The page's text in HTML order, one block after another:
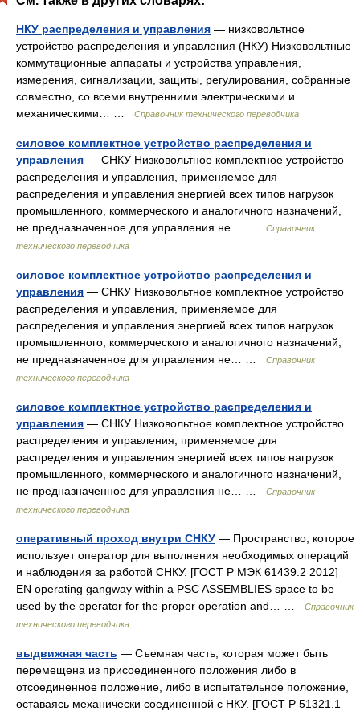
НКУ распределения и управления — низковольтное
устройство распределения и управления (НКУ) Низковольтные
коммутационные аппараты и устройства управления,
измерения, сигнализации, защиты, регулирования, собранные
совместно, со всеми внутренними электрическими и
механическими… …
Справочник технического переводчика
силовое комплектное устройство распределения и
управления — СНКУ Низковольтное комплектное устройство
распределения и управления, применяемое для
распределения и управления энергией всех типов нагрузок
промышленного, коммерческого и аналогичного назначений,
не предназначенное для управления не… …
Справочник
технического переводчика
силовое комплектное устройство распределения и
управления — СНКУ Низковольтное комплектное устройство
распределения и управления, применяемое для
распределения и управления энергией всех типов нагрузок
промышленного, коммерческого и аналогичного назначений,
не предназначенное для управления не… …
Справочник
технического переводчика
силовое комплектное устройство распределения и
управления — СНКУ Низковольтное комплектное устройство
распределения и управления, применяемое для
распределения и управления энергией всех типов нагрузок
промышленного, коммерческого и аналогичного назначений,
не предназначенное для управления не… …
Справочник
технического переводчика
оперативный проход внутри СНКУ — Пространство, которое
использует оператор для выполнения необходимых операций
и наблюдения за работой СНКУ. [ГОСТ Р МЭК 61439.2 2012]
EN operating gangway within a PSC ASSEMBLIES space to be
used by the operator for the proper operation and… …
Справочник
технического переводчика
выдвижная часть — Съемная часть, которая может быть
перемещена из присоединенного положения либо в
отсоединенное положение, либо в испытательное положение,
оставаясь механически соединенной с НКУ. [ГОСТ Р 51321.1